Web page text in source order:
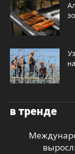
в тренде